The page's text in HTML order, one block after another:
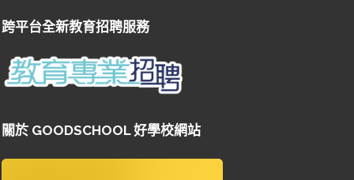
跨平台全新教育招聘服務
關於 GOODSCHOOL 好學校網站